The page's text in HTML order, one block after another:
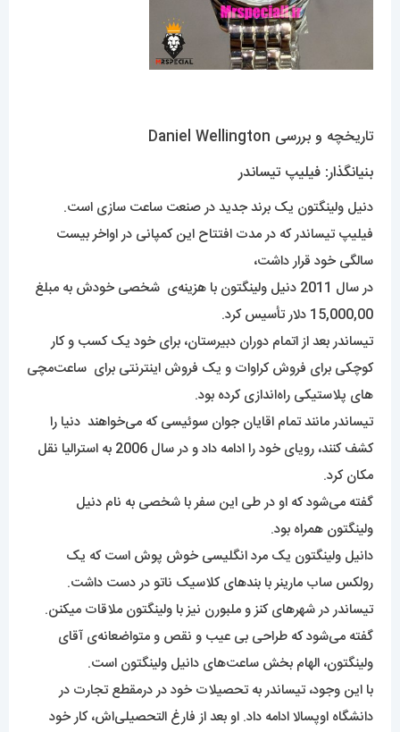
تاریخچه و بررسی Daniel Wellington
بنیانگذار: فیلیپ تیساندر
دنیل ولینگتون یک برند جدید در صنعت ساعت سازی است.
فیلیپ تیساندر که در مدت افتتاح این کمپانی در اواخر بیست
سالگی خود قرار داشت،
در سال 2011 دنیل ولینگتون با هزینه‌ی شخصی خودش به مبلغ
15,000,00 دلار تأسیس کرد.
تیساندر بعد از اتمام دوران دبیرستان، برای خود یک کسب و کار
کوچکی برای فروش کراوات و یک فروش اینترنتی برای ساعت‌مچی
های پلاستیکی راه‌اندازی کرده بود.
تیساندر مانند تمام اقایان جوان سوئیسی که می‌خواهند دنیا را
کشف کنند، رویای خود را ادامه داد و در سال 2006 به استرالیا نقل
مکان کرد.
گفته می‌شود که او در طی این سفر با شخصی به نام دنیل
ولینگتون همراه بود.
دانیل ولینگتون یک مرد انگلیسی خوش پوش است که یک
رولکس ساب مارینر با بندهای کلاسیک ناتو در دست داشت.
تیساندر در شهرهای کنز و ملبورن نیز با ولینگتون ملاقات میکنن.
گفته می‌شود که طراحی بی عیب و نقص و متواضعانه‌ی آقای
ولینگتون، الهام بخش ساعت‌های دانیل ولینگتون است.
با این وجود، تیساندر به تحصیلات خود در درمقطع تجارت در
دانشگاه اوپسالا ادامه داد. او بعد از فارغ التحصیلی‌اش، کار خود